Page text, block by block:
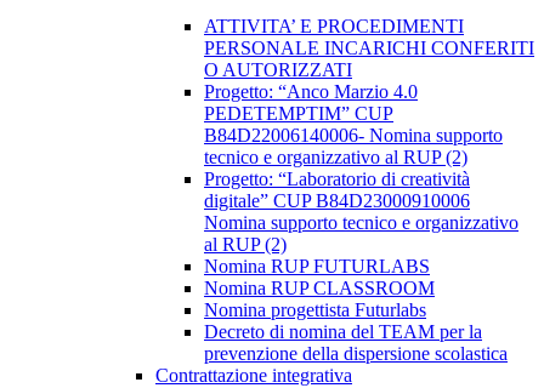
ATTIVITA’ E PROCEDIMENTI
PERSONALE INCARICHI CONFERITI
O AUTORIZZATI
Progetto: “Anco Marzio 4.0
PEDETEMPTIM” CUP
B84D22006140006- Nomina supporto
tecnico e organizzativo al RUP (2)
Progetto: “Laboratorio di creatività
digitale” CUP B84D23000910006
Nomina supporto tecnico e organizzativo
al RUP (2)
Nomina RUP FUTURLABS
Nomina RUP CLASSROOM
Nomina progettista Futurlabs
Decreto di nomina del TEAM per la
prevenzione della dispersione scolastica
Contrattazione integrativa